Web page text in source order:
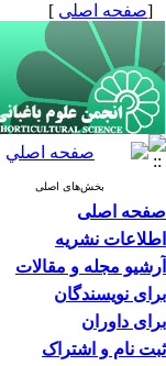
[صفحه اصلی ]
بخش‌های اصلی
صفحه اصلی
اطلاعات نشریه
آرشیو مجله و مقالات
برای نویسندگان
برای داوران
ثبت نام و اشتراک